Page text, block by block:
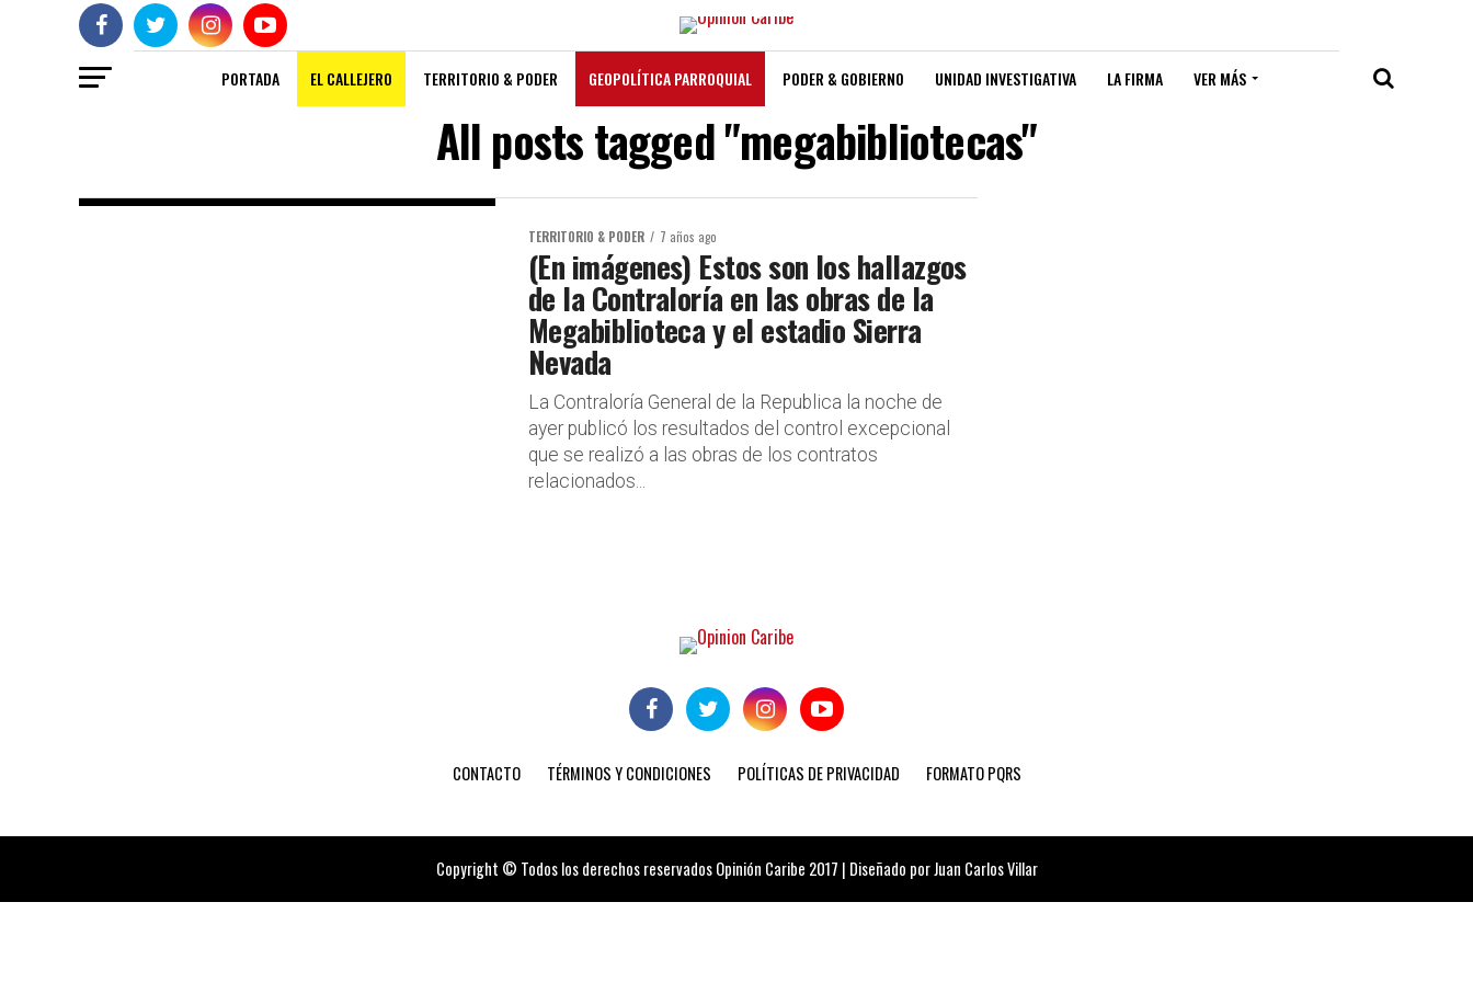
PORTADA EL CALLEJERO TERRITORIO & PODER GEOPOLÍTICA PARROQUIAL PODER & GOBIERNO UNIDAD INVESTIGATIVA LA FIRMA VER MÁS
All posts tagged "megabibliotecas"
TERRITORIO & PODER 7 años ago
(En imágenes) Estos son los hallazgos
de la Contraloría en las obras de la
Megabiblioteca y el estadio Sierra
Nevada
La Contraloría General de la Republica la noche de
ayer publicó los resultados del control excepcional
que se realizó a las obras de los contratos
relacionados...
CONTACTO TÉRMINOS Y CONDICIONES POLÍTICAS DE PRIVACIDAD FORMATO PQRS
Copyright © Todos los derechos reservados Opinión Caribe 2017 | Diseñado por Juan Carlos Villar